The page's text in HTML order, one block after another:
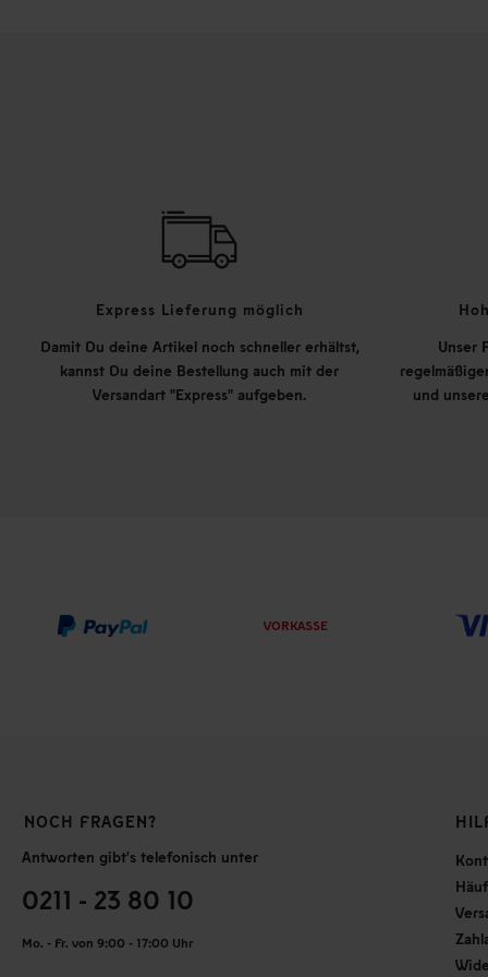
Express Lieferung möglich
Damit Du deine Artikel noch schneller erhältst,
kannst Du deine Bestellung auch mit der
Versandart "Express" aufgeben.
Unser
und
VORKASSE
NOCH FRAGEN?
Antworten gibt's telefonisch unter
0211 - 23 80 10
Mo. - Fr. von 9:00 - 17:00 Uhr